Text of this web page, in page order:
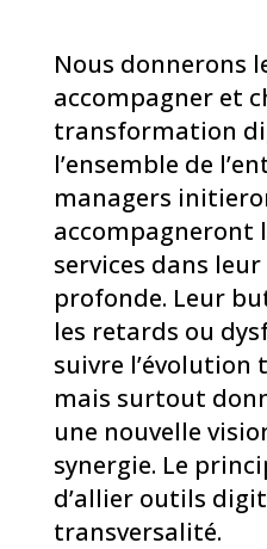
Nous donnerons
accompagner et
transformation
l’ensemble de
managers
accompagneront
services dans
profonde. Leur
les retards ou
suivre l’évolution
mais surtout
une nouvelle
synergie. Le
d’allier outils
transversalité.